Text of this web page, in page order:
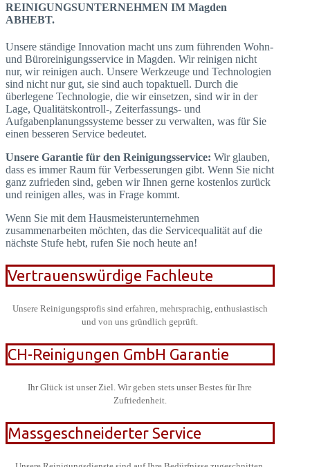
REINIGUNGSUNTERNEHMEN IM Magden
ABHEBT.
Unsere ständige Innovation macht uns zum führenden Wohn-
und Büroreinigungsservice in Magden. Wir reinigen nicht
nur, wir reinigen auch. Unsere Werkzeuge und Technologien
sind nicht nur gut, sie sind auch topaktuell. Durch die
überlegene Technologie, die wir einsetzen, sind wir in der
Lage, Qualitätskontroll-, Zeiterfassungs- und
Aufgabenplanungssysteme besser zu verwalten, was für Sie
einen besseren Service bedeutet.
Unsere Garantie für den Reinigungsservice: Wir glauben,
dass es immer Raum für Verbesserungen gibt. Wenn Sie nicht
ganz zufrieden sind, geben wir Ihnen gerne kostenlos zurück
und reinigen alles, was in Frage kommt.
Wenn Sie mit dem Hausmeisterunternehmen
zusammenarbeiten möchten, das die Servicequalität auf die
nächste Stufe hebt, rufen Sie noch heute an!
Vertrauenswürdige Fachleute
Unsere Reinigungsprofis sind erfahren, mehrsprachig, enthusiastisch
und von uns gründlich geprüft.
CH-Reinigungen GmbH Garantie
Ihr Glück ist unser Ziel. Wir geben stets unser Bestes für Ihre
Zufriedenheit.
Massgeschneiderter Service